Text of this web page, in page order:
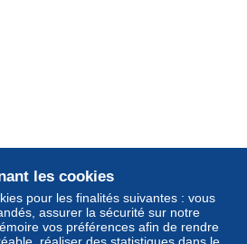
les cookies
pour les finalités suivantes : vous
assurer la sécurité sur notre
vos préférences afin de rendre